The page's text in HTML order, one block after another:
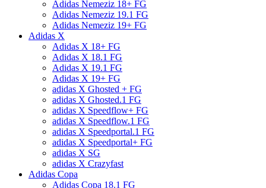
Adidas Nemeziz 18+ FG
Adidas Nemeziz 19.1 FG
Adidas Nemeziz 19+ FG
Adidas X
Adidas X 18+ FG
Adidas X 18.1 FG
Adidas X 19.1 FG
Adidas X 19+ FG
adidas X Ghosted + FG
adidas X Ghosted.1 FG
adidas X Speedflow+ FG
adidas X Speedflow.1 FG
adidas X Speedportal.1 FG
adidas X Speedportal+ FG
adidas X SG
adidas X Crazyfast
Adidas Copa
Adidas Copa 18.1 FG